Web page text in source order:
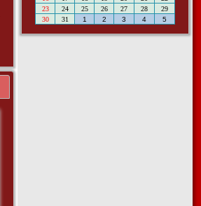
23
24 25 26 27 28
29
30
31 1 2 3 4 5